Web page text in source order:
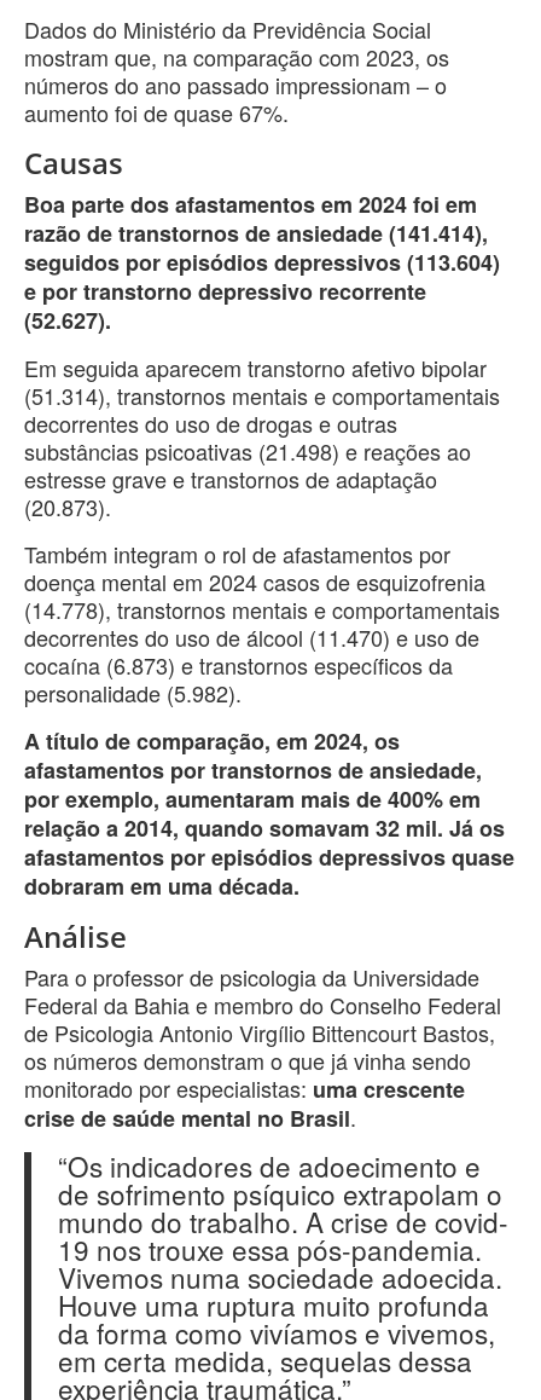
Dados do Ministério da Previdência Social
mostram que, na comparação com 2023, os
números do ano passado impressionam – o
aumento foi de quase 67%.
Causas
Boa parte dos afastamentos em 2024 foi em
razão de transtornos de ansiedade (141.414),
seguidos por episódios depressivos (113.604)
e por transtorno depressivo recorrente
(52.627).
Em seguida aparecem transtorno afetivo bipolar
(51.314), transtornos mentais e comportamentais
decorrentes do uso de drogas e outras
substâncias psicoativas (21.498) e reações ao
estresse grave e transtornos de adaptação
(20.873).
Também integram o rol de afastamentos por
doença mental em 2024 casos de esquizofrenia
(14.778), transtornos mentais e comportamentais
decorrentes do uso de álcool (11.470) e uso de
cocaína (6.873) e transtornos específicos da
personalidade (5.982).
A título de comparação, em 2024, os
afastamentos por transtornos de ansiedade,
por exemplo, aumentaram mais de 400% em
relação a 2014, quando somavam 32 mil. Já os
afastamentos por episódios depressivos quase
dobraram em uma década.
Análise
Para o professor de psicologia da Universidade
Federal da Bahia e membro do Conselho Federal
de Psicologia Antonio Virgílio Bittencourt Bastos,
os números demonstram o que já vinha sendo
monitorado por especialistas: uma crescente
crise de saúde mental no Brasil.
“Os indicadores de adoecimento e
de sofrimento psíquico extrapolam o
mundo do trabalho. A crise de covid-
19 nos trouxe essa pós-pandemia.
Vivemos numa sociedade adoecida.
Houve uma ruptura muito profunda
da forma como vivíamos e vivemos,
em certa medida, sequelas dessa
experiência traumática.”